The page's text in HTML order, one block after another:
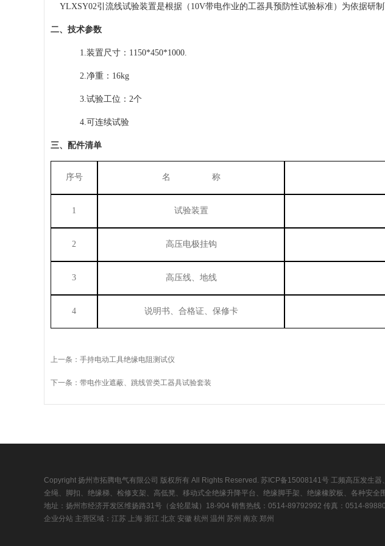
YLXSY02引流线试验装置是根据（10V带电作业的工器具预防性试验标准）为依据研
二、 技术参数
1.装置尺寸： 1150*450*1000.
2.净重： 16kg
3.试验工位： 2个
4.可连续试验
三、 配件清单
序号 名 称
1 试验装置
2 高压电极挂钩
3 高压线、地线
4 说明书、合格证、保修卡
上一条： 手持电动工具绝缘电阻测试仪
下一条： 带电作业遮蔽、跳线管类工器具试验套装
Copyright 扬州市拓腾电气有限公司 版权所有 All Rights Reserved. 苏ICP备15008141号 工频高压发生器
全绳、脚扣、绝缘梯、检修支架、高低凳、移动式全绝缘升降平台、绝缘脚手架、绝缘橡胶板、各种安
地址：扬州市经济开发区维扬路31号（金轮星城）18-904 销售热线：0514-89792992 传真：0514-
企业分站 主营区域： 江苏 上海 浙江 北京 安徽 杭州 温州 苏州 南京 郑州